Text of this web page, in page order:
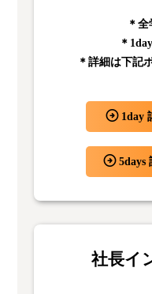
＊
＊1day
＊詳細は下記
1day
5days
社長イ